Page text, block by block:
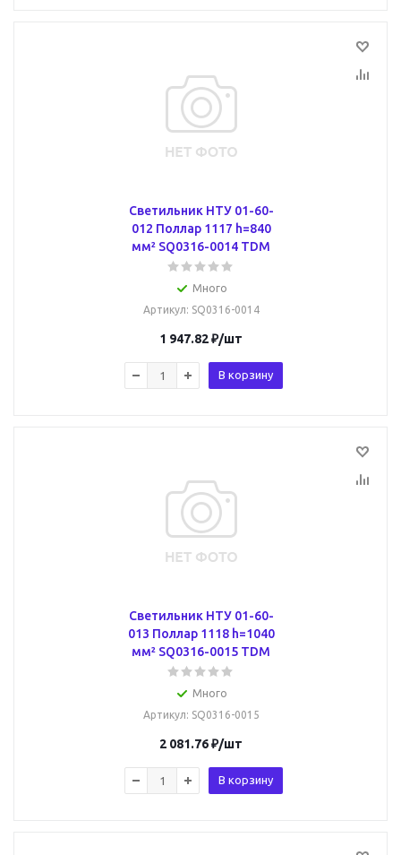
Светильник НТУ 01-60-
012 Поллар 1117 h=840
мм² SQ0316-0014 TDM
Много
Артикул: SQ0316-0014
1 947.82₽/шт
В корзину
Светильник НТУ 01-60-
013 Поллар 1118 h=1040
мм² SQ0316-0015 TDM
Много
Артикул: SQ0316-0015
2 081.76₽/шт
В корзину